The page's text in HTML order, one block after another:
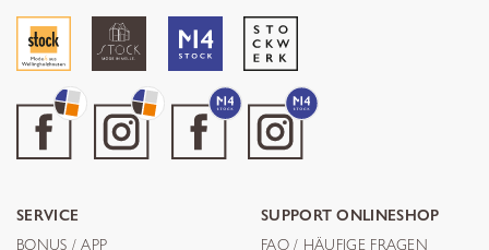
SERVICE
BONUS / APP
SUPPORT ONLINESHOP
FAQ / HÄUFIGE FRAGEN